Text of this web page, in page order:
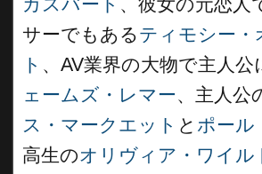
カスバート 、彼女の元恋人
サーでもあるティモシー・
ト 、AV業界の大物で主人公
ェームズ・レマー、主人公
ス・マークエット と ポール
高生のオリヴィア・ワイル